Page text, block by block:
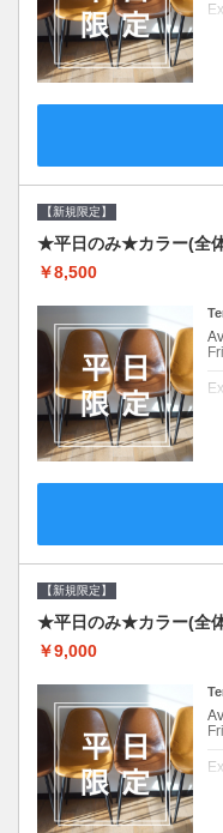
【新規限定】
★平日のみ★カラー(全
￥8,500
【新規限定】
★平日のみ★カラー(全
￥9,000